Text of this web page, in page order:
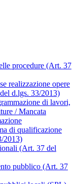
procedure (Art. 37
realizzazione opere
d.lgs. 33/2013)
di lavori,
/ Mancata
di qualificazione
2013)
(Art. 37 del
pubblico (Art. 37